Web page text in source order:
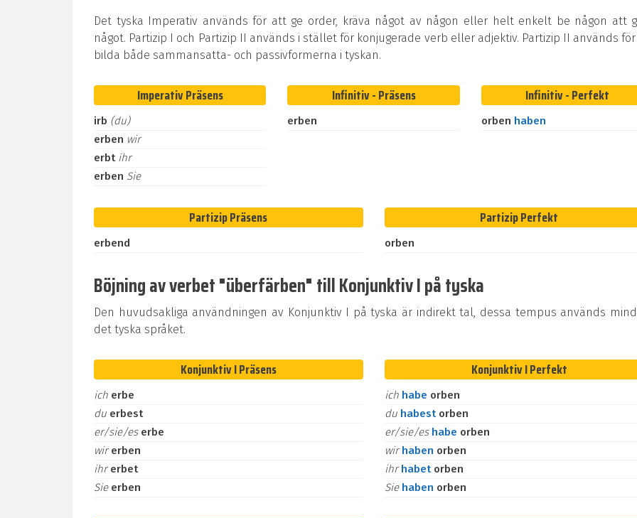
Det tyska Imperativ används för att ge order, kräva något av någon eller helt enkelt be någon att
något. Partizip I och Partizip II används i stället för konjugerade verb eller adjektiv. Partizip II används
bilda både sammansatta- och passivformerna i tyskan.
Imperativ Präsens
irb (du)
erben wir
erbt ihr
erben Sie
Infinitiv - Präsens
erben
Infinitiv - Perfekt
orben haben
Partizip Präsens
erbend
Partizip Perfekt
orben
Böjning av verbet "überfärben" till Konjunktiv I på tyska
Den huvudsakliga användningen av Konjunktiv I på tyska är indirekt tal, dessa tempus används
det tyska språket.
Konjunktiv I Präsens
ich erbe
du erbest
er/sie/es erbe
wirerben
ihrerbet
Sie erben
Konjunktiv I Perfekt
ich habe orben
du habest orben
er/sie/es habe orben
wirhaben orben
ihrhabet orben
Sie haben orben